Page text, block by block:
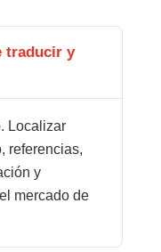
traducir y
Localizar
referencias,
y
mercado de